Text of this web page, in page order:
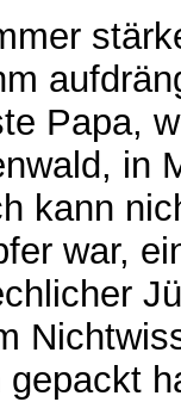
Papa,
in
kann
war,
gepackt